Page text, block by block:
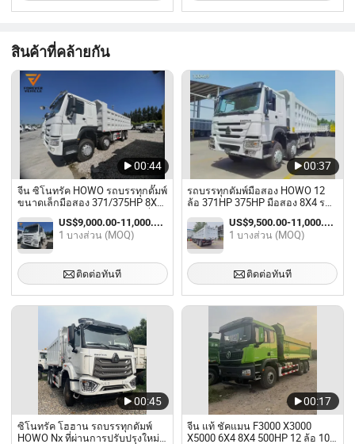
สินค้าที่คล้ายกัน
00:44
จีน ซิโนทรัค HOWO รถบรรทุกดั๊มพ์
ขนาดเล็กมือสอง 371/375HP 8X4
ขับขวา ระบบเกียร์อัตโนมัติ เครื่อง
ยนต์เว่ยไฉ 2
US$9,000.00-11,000.00 / บางส่วน
1 บางส่วน (MOQ)
ติดต่อทันที
00:37
รถบรรทุกดัมพ์มือสอง HOWO 12
ล้อ 371HP 375HP มือสอง 8X4 รถ
บรรทุกดีเซลสำหรับขาย
US$9,500.00-11,000.00 / บางส่วน
1 บางส่วน (MOQ)
ติดต่อทันที
00:45
ซิโนทรัค โฮฮาน รถบรรทุกดัมพ์
HOWO Nx ที่ผ่านการปรับปรุงใหม่
00:17
จีน แท้ ชัคแมน F3000 X3000
X5000 6X4 8X4 500HP 12 ล้อ 10